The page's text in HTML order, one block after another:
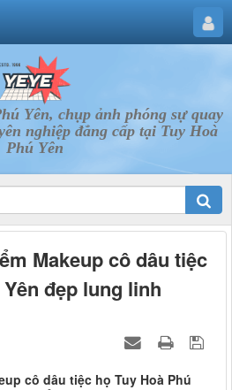
Yên, chụp ảnh phóng sự quay
nghiệp đẳng cấp tại Tuy Hoà
Phú Yên
Makeup cô dâu tiệc
đẹp lung linh
cô dâu tiệc họ Tuy Hoà Phú